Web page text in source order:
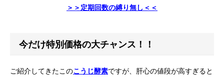
＞＞定期回数の縛り無し＜＜
今だけ特別価格の大チャンス！！
ご紹介してきたこのこうじ酵素ですが、肝心の値段が高すぎると